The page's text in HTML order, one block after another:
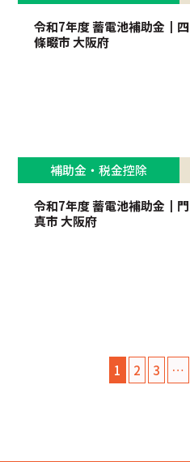
令和7年度 蓄電池補助金┃四
條畷市 大阪府
補助金・税金控除
令和7年度 蓄電池補助金┃門
真市 大阪府
1 2 3 …